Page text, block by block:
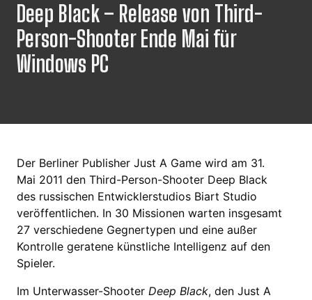
Deep Black – Release von Third-
Person-Shooter Ende Mai für
Windows PC
Der Berliner Publisher Just A Game wird am 31.
Mai 2011 den Third-Person-Shooter Deep Black
des russischen Entwicklerstudios Biart Studio
veröffentlichen. In 30 Missionen warten insgesamt
27 verschiedene Gegnertypen und eine außer
Kontrolle geratene künstliche Intelligenz auf den
Spieler.
Im Unterwasser-Shooter Deep Black, den Just A